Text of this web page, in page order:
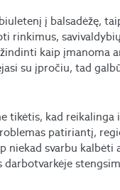
į balsadėžę,
rinkimus,
kaip įmanoma
su įpročiu, tad
tikėtis, kad
patiriantį,
niekad svarbu